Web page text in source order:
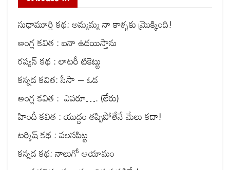
సుధామూర్తి కథ: అమ్మమ్మ నా కాళ్ళకు మ్రొక్కింది!
ఆంగ్ల కవిత : ఐనా ఉదయిస్తాను
రష్యన్ కథ : లాటరీ టికెట్టు
కన్నడ కవిత: సీసా – ఓడ
ఆంగ్ల కవిత : ఎవరూ…. (లేరు)
హిందీ కవిత : యుద్దం తప్పిపోతేనే మేలు కదా!
టర్కిష్ కథ : వలసపిట్ట
కన్నడ కథ: నాలుగో ఆయామం